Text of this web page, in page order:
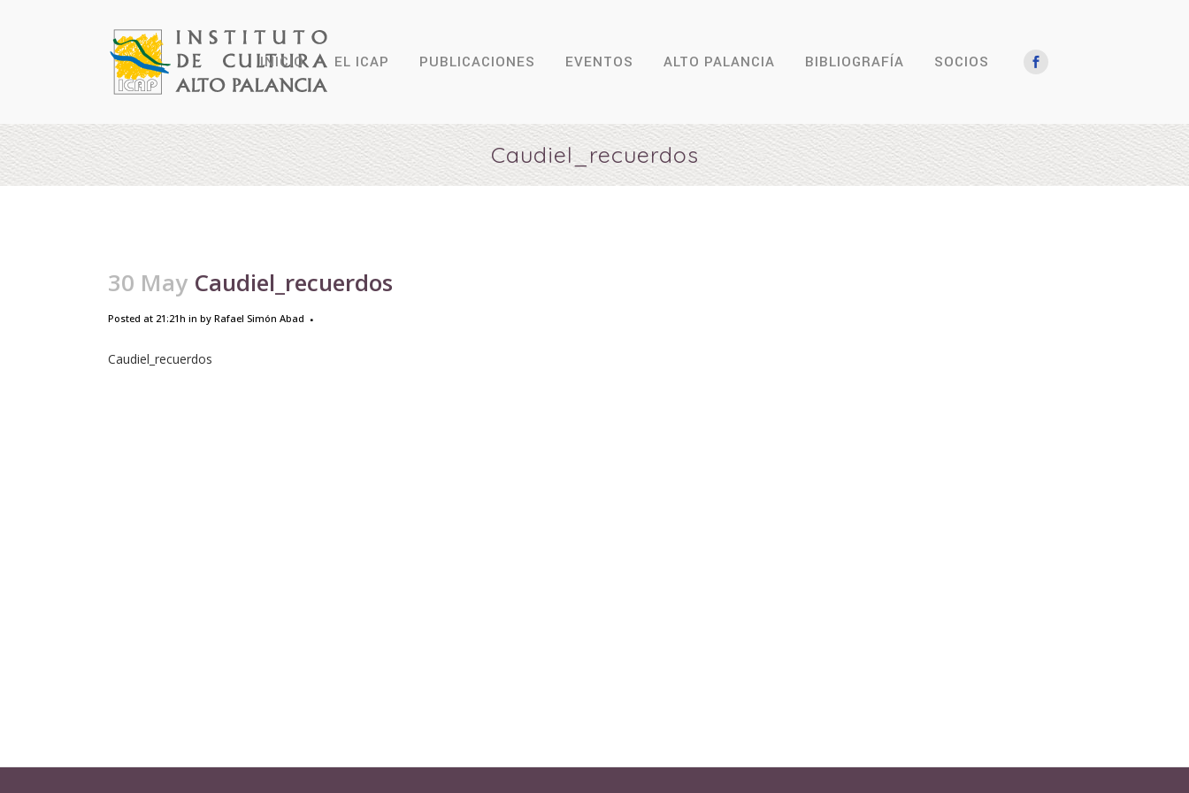
INICIO EL ICAP PUBLICACIONES EVENTOS ALTO PALANCIA BIBLIOGRAFÍA SOCIOS
Caudiel_recuerdos
30 May Caudiel_recuerdos
Posted at 21:21h in by Rafael Simón Abad
Caudiel_recuerdos